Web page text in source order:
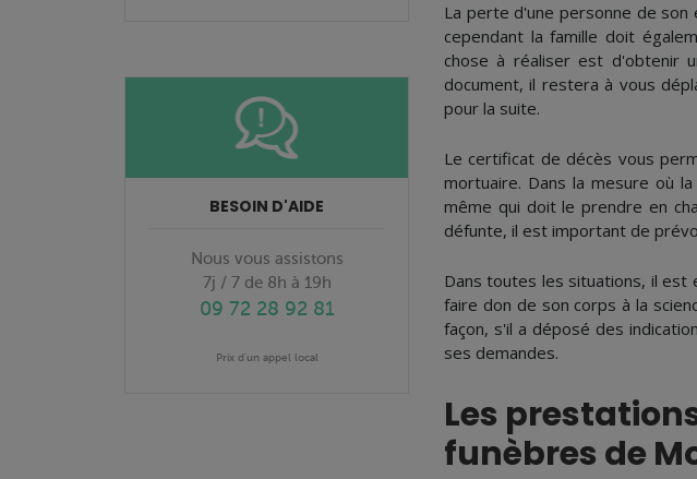
La perte d'une personne de
cependant la famille doit
chose à réaliser est d'obtenir
document, il restera à vous
pour la suite.
Le certificat de décès vous
mortuaire. Dans la mesure où
même qui doit le prendre en
défunte, il est important de
Dans toutes les situations, il est
faire don de son corps à la
façon, s'il a déposé des
ses demandes.
Les
funèbres de
BESOIN D'AIDE
Nous vous assistons
7j / 7 de 8h à 19h
09 72 28 92 81
Prix d'un appel local